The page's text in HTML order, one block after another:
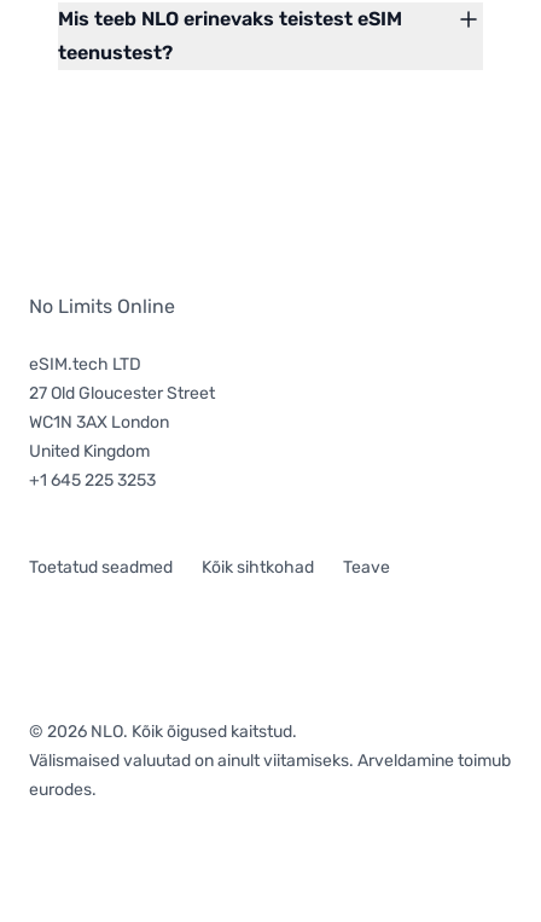
Mis teeb NLO erinevaks teistest eSIM
teenustest?
No Limits Online
eSIM.tech LTD
27 Old Gloucester Street
WC1N 3AX London
United Kingdom
+1 645 225 3253
Toetatud seadmed Kõik sihtkohad Teave
© 2026 NLO. Kõik õigused kaitstud.
Välismaised valuutad on ainult viitamiseks. Arveldamine toimub
eurodes.